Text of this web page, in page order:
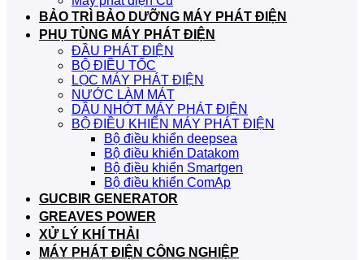
BẢO TRÌ BẢO DƯỠNG MÁY PHÁT ĐIỆN
PHỤ TÙNG MÁY PHÁT ĐIỆN
ĐẦU PHÁT ĐIỆN
BỘ ĐIỀU TỐC
LỌC MÁY PHÁT ĐIỆN
NƯỚC LÀM MÁT
DẦU NHỚT MÁY PHÁT ĐIỆN
BỘ ĐIỀU KHIỂN MÁY PHÁT ĐIỆN
Bộ điều khiển deepsea
Bộ điều khiển Datakom
Bộ điều khiển Smartgen
Bộ điều khiển ComAp
GUCBIR GENERATOR
GREAVES POWER
XỬ LÝ KHÍ THẢI
MÁY PHÁT ĐIỆN CÔNG NGHIỆP